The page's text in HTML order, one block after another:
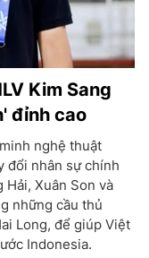
Kim Sang
đỉnh cao
nghệ thuật
đổi nhân sự chính
Hải, Xuân Son và
những cầu thủ
Long, để giúp Việt
Indonesia.